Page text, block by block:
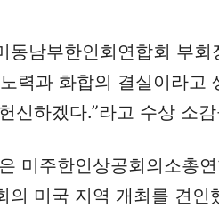
남부한인회연합회 부회
력과 화합의 결실이라고
신하겠다.”라고 수상 소
미주한인상공회의소총
미국 지역 개최를 견인